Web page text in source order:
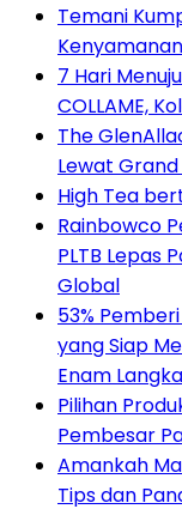
Temani
7 Hari
COLLAME,
The
Lewat
High Tea
Rainbowco
PLTB Lepas
Global
53%
yang Siap
Enam
Pilihan
Pembesar
Amankah
Tips dan